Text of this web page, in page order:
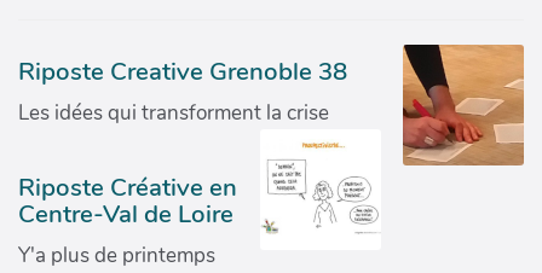
Riposte Creative Grenoble 38
Les idées qui transforment la crise
Riposte Créative en
Centre-Val de Loire
Y'a plus de printemps